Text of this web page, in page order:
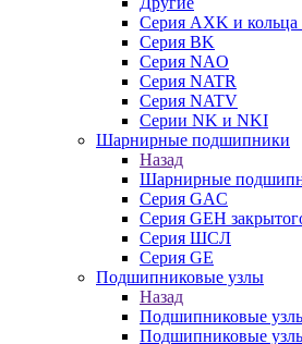
Серия AXK и
Серия BK
Серия NAO
Серия NATR
Серия NATV
Серии NK и NKI
Шарнирные подшипники
Назад
Шарнирные
Серия GAC
Серия GEH
Серия ШСЛ
Серия GE
Подшипниковые узлы
Назад
Подшипниковые
Подшипниковые